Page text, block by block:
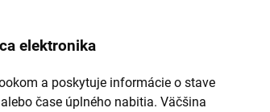
elektronika
a poskytuje informácie o stave
čase úplného nabitia. Väčšina